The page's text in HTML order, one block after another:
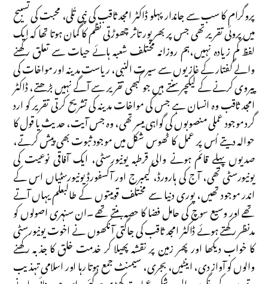
پروگرام کا سب سے جاندار پہلو ڈاکٹر امجد ثاقب کی نپی تُلی، محبت کی تسبیح
میں پروئی تقریر تھی جس پر بھرپور تاثر چھوڑتی نظم کا گمان ہوتا تھا کہ ایک
لفظ کم زیادہ نہیں،ہم روزانہ مختلف شعبہ ہائے حیات سے تعلق رکھنے
والے گفتار کے غازیوں سے سیرت النبی، ریاست مدینہ اور مواخات کی
پیروی کرنے کے لیکچر سنتے ہیں جو کبھی تقریر سے آگے نہیں بڑھتے، ڈاکٹر
امجد ثاقب وہ انسان ہے جس کی مواخات مدینہ کی تشریح کرتی تقریر کو ارد
گرد موجود عملی منصوبوں کی گواہی میسر تھی، وہ جس آیت، حدیث یا قول کا
حوالہ دیتے اُس پر عمل کا ٹھوس شکل میں موجود ثبوت بھی پیش کرتے،
صدیوں پہلے قائم ہونے والی قرطبہ یونیورسٹی، ایک آفاقی نوعیت کی
یونیورسٹی تھی، آج کی ہارورڈ، کیمبرج اور آکسفورڈ یونیورسٹیاں اس کے
اندر موجود تھیں، پوری دنیا سے مختلف قومیتوں کے طالبعلم یہاں آتے
تھے اور وسیع سوچ کی حامل فضا کا حصہ بنتے تھے ۔ان سنہری اصولوں کو
مدنظر رکھتے ہوئے ڈاکٹر امجد ثاقب کی جاگتی آنکھوں نے اخوت یونیورسٹی
کا خواب دیکھا اور پھر زمین پر نقشہ پھیلا کر خدمت خلق کا جذبہ رکھنے
والوں کو آواز دی، اینٹیں، بجری، سیمنٹ جمع ہوتا رہا اور اسلامی تہذیب